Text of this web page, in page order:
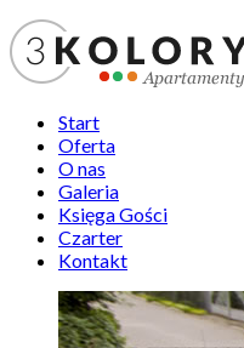
Start
Oferta
O nas
Galeria
Księga Gości
Czarter
Kontakt